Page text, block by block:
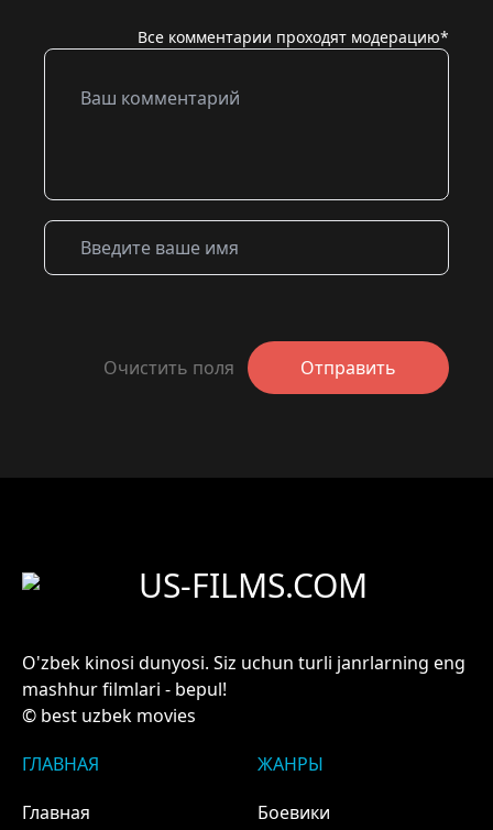
Все комментарии проходят модерацию*
Очистить поля Отправить
US-FILMS.COM
O'zbek kinosi dunyosi. Siz uchun turli janrlarning eng
mashhur filmlari - bepul!
© best uzbek movies
ГЛАВНАЯ
Главная
ЖАНРЫ
Боевики